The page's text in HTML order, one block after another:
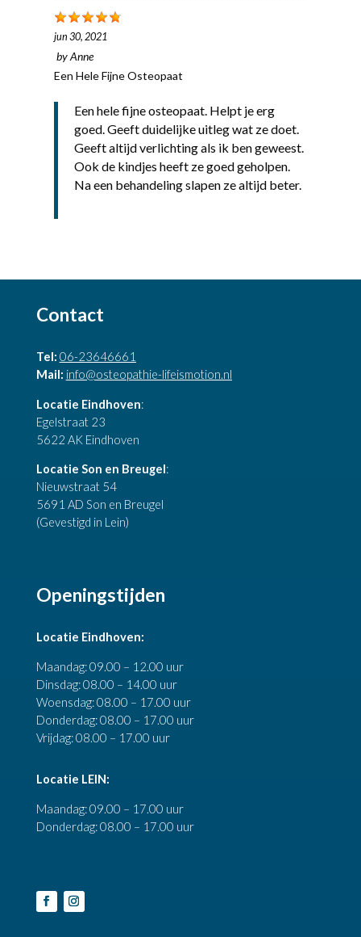
jun 30, 2021
byAnne
Een Hele Fijne Osteopaat
Een hele fijne osteopaat. Helpt je erg
goed. Geeft duidelijke uitleg wat ze doet.
Geeft altijd verlichting als ik ben geweest.
Ook de kindjes heeft ze goed geholpen.
Na een behandeling slapen ze altijd beter.
Contact
Tel: 06-23646661
Mail: info@osteopathie-lifeismotion.nl
Locatie Eindhoven:
Egelstraat 23
5622 AK Eindhoven
Locatie Son en Breugel:
Nieuwstraat 54
5691 AD Son en Breugel
(Gevestigd in Lein)
Openingstijden
Locatie Eindhoven:
Maandag: 09.00 – 12.00 uur
Dinsdag: 08.00 – 14.00 uur
Woensdag: 08.00 – 17.00 uur
Donderdag: 08.00 – 17.00 uur
Vrijdag: 08.00 – 17.00 uur
Locatie LEIN:
Maandag: 09.00 – 17.00 uur
Donderdag: 08.00 – 17.00 uur